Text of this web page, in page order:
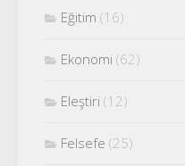
Eğitim (16)
Ekonomi (62)
Eleştiri (12)
Felsefe (25)